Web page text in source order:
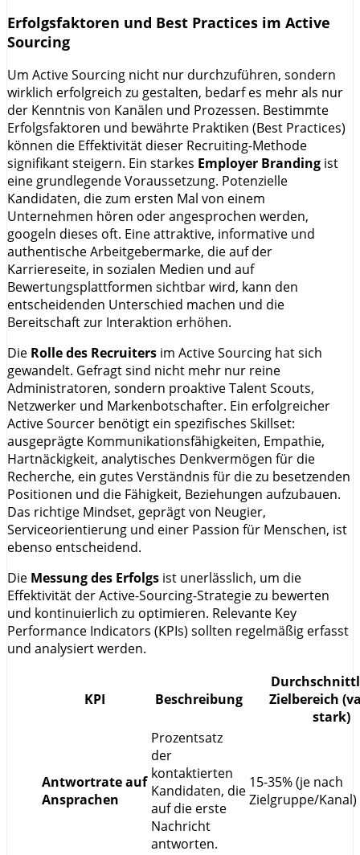
Erfolgsfaktoren und Best Practices im Active
Sourcing
Um Active Sourcing nicht nur durchzuführen, sondern
wirklich erfolgreich zu gestalten, bedarf es mehr als nur
der Kenntnis von Kanälen und Prozessen. Bestimmte
Erfolgsfaktoren und bewährte Praktiken (Best Practices)
können die Effektivität dieser Recruiting-Methode
signifikant steigern. Ein starkes Employer Branding ist
eine grundlegende Voraussetzung. Potenzielle
Kandidaten, die zum ersten Mal von einem
Unternehmen hören oder angesprochen werden,
googeln dieses oft. Eine attraktive, informative und
authentische Arbeitgebermarke, die auf der
Karriereseite, in sozialen Medien und auf
Bewertungsplattformen sichtbar wird, kann den
entscheidenden Unterschied machen und die
Bereitschaft zur Interaktion erhöhen.
Die Rolle des Recruiters im Active Sourcing hat sich
gewandelt. Gefragt sind nicht mehr nur reine
Administratoren, sondern proaktive Talent Scouts,
Netzwerker und Markenbotschafter. Ein erfolgreicher
Active Sourcer benötigt ein spezifisches Skillset:
ausgeprägte Kommunikationsfähigkeiten, Empathie,
Hartnäckigkeit, analytisches Denkvermögen für die
Recherche, ein gutes Verständnis für die zu besetzenden
Positionen und die Fähigkeit, Beziehungen aufzubauen.
Das richtige Mindset, geprägt von Neugier,
Serviceorientierung und einer Passion für Menschen, ist
ebenso entscheidend.
Die Messung des Erfolgs ist unerlässlich, um die
Effektivität der Active-Sourcing-Strategie zu bewerten
und kontinuierlich zu optimieren. Relevante Key
Performance Indicators (KPIs) sollten regelmäßig erfasst
und analysiert werden.
KPI Beschreibung
Zielbereich
stark)
Antwortrate auf
Ansprachen
Prozentsatz
der
kontaktierten
Kandidaten, die
auf die erste
Nachricht
antworten.
15-35% (je nach
Zielgruppe/Kanal)